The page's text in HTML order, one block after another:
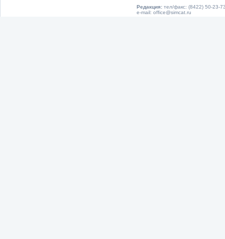
Редакция: тел/факс: (8422) 50-23-
e-mail: office@simcat.ru